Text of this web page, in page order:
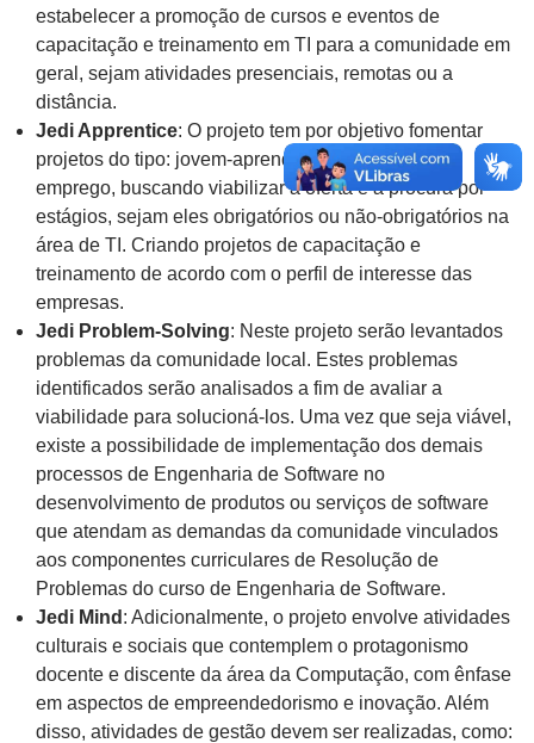
estabelecer a promoção de cursos e eventos de
capacitação e treinamento em TI para a comunidade em
geral, sejam atividades presenciais, remotas ou a
distância.
Jedi Apprentice: O projeto tem por objetivo fomentar
projetos do tipo: jovem-aprendiz ou meu primeiro
emprego, buscando viabilizar a oferta e a procura por
estágios, sejam eles obrigatórios ou não-obrigatórios na
área de TI. Criando projetos de capacitação e
treinamento de acordo com o perfil de interesse das
empresas.
Jedi Problem-Solving: Neste projeto serão levantados
problemas da comunidade local. Estes problemas
identificados serão analisados a fim de avaliar a
viabilidade para solucioná-los. Uma vez que seja viável,
existe a possibilidade de implementação dos demais
processos de Engenharia de Software no
desenvolvimento de produtos ou serviços de software
que atendam as demandas da comunidade vinculados
aos componentes curriculares de Resolução de
Problemas do curso de Engenharia de Software.
Jedi Mind : Adicionalmente, o projeto envolve atividades
culturais e sociais que contemplem o protagonismo
docente e discente da área da Computação, com ênfase
em aspectos de empreendedorismo e inovação. Além
disso, atividades de gestão devem ser realizadas, como: